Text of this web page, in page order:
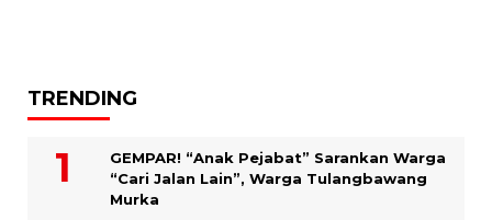
TRENDING
GEMPAR! “Anak Pejabat” Sarankan Warga
“Cari Jalan Lain”, Warga Tulangbawang
Murka